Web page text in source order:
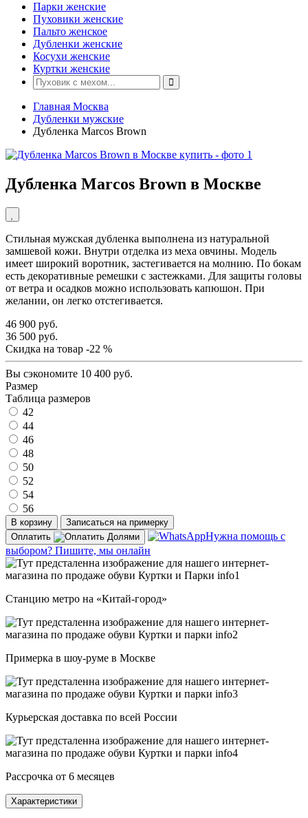
Парки женские
Пуховики женские
Пальто женское
Дубленки женские
Косухи женские
Куртки женские
Главная Москва
Дубленки мужские
Дубленка Marcos Brown
Дубленка Marcos Brown в Москве
Стильная мужская дубленка выполнена из натуральной
замшевой кожи. Внутри отделка из меха овчины. Модель
имеет широкий воротник, застегивается на молнию. По бокам
есть декоративные ремешки с застежками. Для защиты головы
от ветра и осадков можно использовать капюшон. При
желании, он легко отстегивается.
46 900 руб.
36 500 руб.
Скидка на товар -22 %
Вы сэкономите 10 400 руб.
Размер
Таблица размеров
42
44
46
48
50
52
54
56
В корзину
Записаться на примерку
Оплатить
Нужна помощь с
выбором? Пишите, мы онлайн
Станцию метро на «Китай-город»
Примерка в шоу-руме в Москве
Курьерская доставка по всей России
Рассрочка от 6 месяцев
Характеристики